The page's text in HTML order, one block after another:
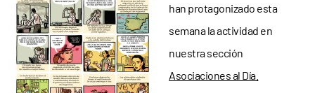
han protagonizado esta
semana la actividad en
nuestra sección
Asociaciones al Día.